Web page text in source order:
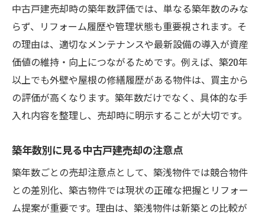
中古戸建売却時の築年数評価では、単なる築年数のみな
らず、リフォーム履歴や管理状態も重要視されます。そ
の理由は、適切なメンテナンスや最新設備の導入が資産
価値の維持・向上につながるためです。例えば、築20年
以上でも外壁や屋根の修繕履歴がある物件は、買主から
の評価が高くなります。築年数だけでなく、具体的な手
入れ内容を整理し、売却時に明示することが大切です。
築年数別に見る中古戸建売却の注意点
築年数ごとの売却注意点として、築浅物件では競合物件
との差別化、築古物件では現状の正確な把握とリフォー
ム提案が重要です。理由は、築浅物件は新築との比較が